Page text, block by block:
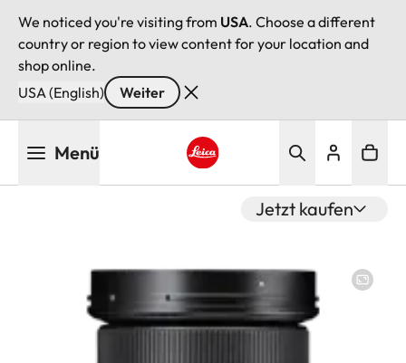
We noticed you're visiting from USA. Choose a different
country or region to view content for your location and
shop online.
USA (English)
Weiter
Menü
Jetzt kaufen